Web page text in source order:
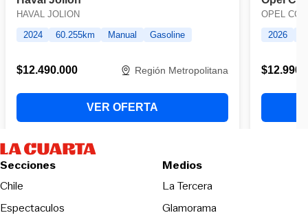
Secciones
Chile
Espectaculos
Medios
La TerceraOpens in new
Glamorama